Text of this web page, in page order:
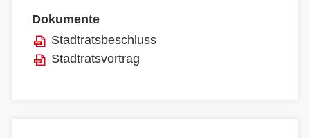
Dokumente
Stadtratsbeschluss
Stadtratsvortrag